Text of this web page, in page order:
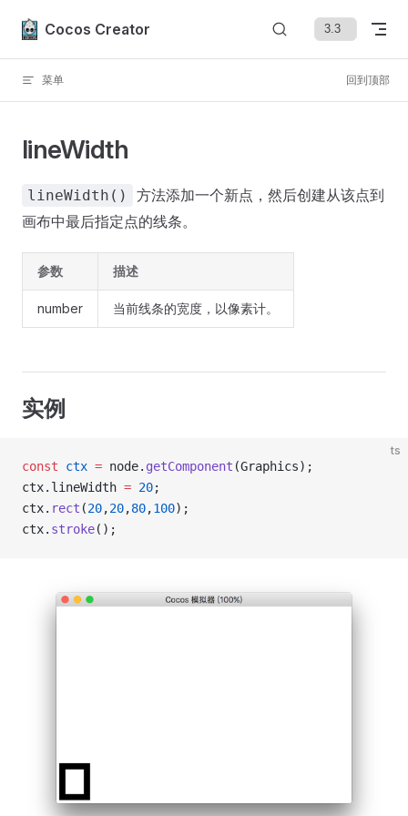
Skip to content
Cocos Creator
菜单 回到顶部
lineWidth
lineWidth()
方法添加一个新点，然后创建从该点到
画布中最后指定点的线条。
参数 描述
number 当前线条的宽度，以像素计。
实例
ts
const ctx = node. getComponent (Graphics);
ctx.lineWidth = 20;
ctx. rect (20,20,80,100);
ctx. stroke();